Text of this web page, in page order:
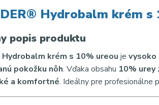
Hydrobalm krém s
popis produktu
Hydrobalm krém s 10% ureou je vysoko
pokožku nôh. Vďaka obsahu 10% urey
a komfortné. Ideálny pre profesionálne